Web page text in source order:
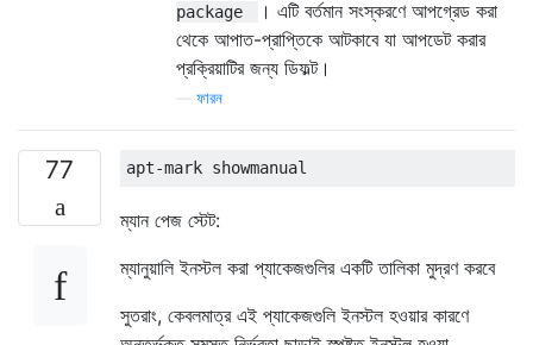
package
। এটি বর্তমান সংস্করণে আপগ্রেড করা
থেকে আপাত-প্রাপ্তিকে আটকাবে যা আপডেট করার
প্রক্রিয়াটির জন্য ডিফল্ট।
ফারন
77
ম্যান পেজ স্টেট:
ম্যানুয়ালি ইনস্টল করা প্যাকেজগুলির একটি তালিকা মুদ্রণ করবে
সুতরাং, কেবলমাত্র এই প্যাকেজগুলি ইনস্টল হওয়ার কারণে